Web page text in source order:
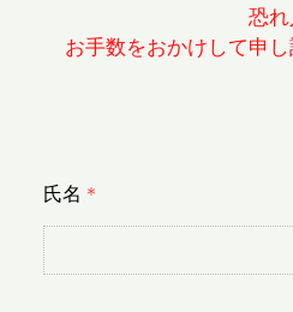
恐
お手数をおかけして申
氏名 ＊